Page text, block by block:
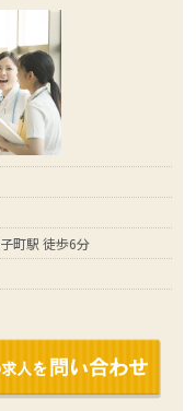
町駅 徒歩6分